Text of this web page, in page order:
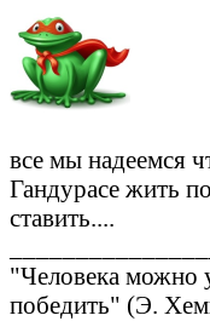
все мы надеемся
Гандурасе жить
ставить....
"Человека можно
победить" (Э.